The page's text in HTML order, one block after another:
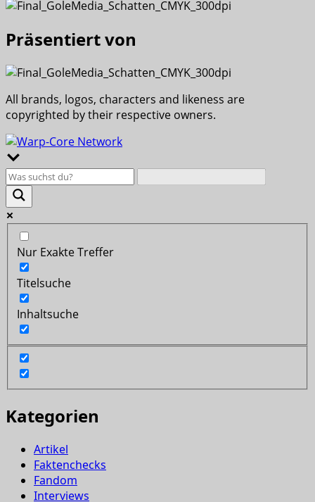
Präsentiert von
All brands, logos, characters and likeness are
copyrighted by their respective owners.
Nur Exakte Treffer
Titelsuche
Inhaltsuche
Kategorien
Artikel
Faktenchecks
Fandom
Interviews